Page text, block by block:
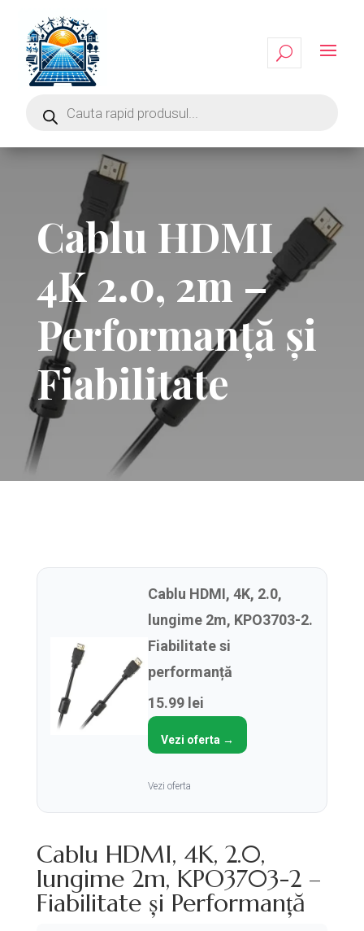
Cablu HDMI
4K 2.0, 2m –
Performanță și
Fiabilitate
Cablu HDMI, 4K, 2.0,
lungime 2m, KPO3703-2.
Fiabilitate si
performanță
15.99 lei
Vezi oferta →
Vezi oferta
Cablu HDMI, 4K, 2.0,
lungime 2m, KPO3703-2 –
Fiabilitate și Performanță